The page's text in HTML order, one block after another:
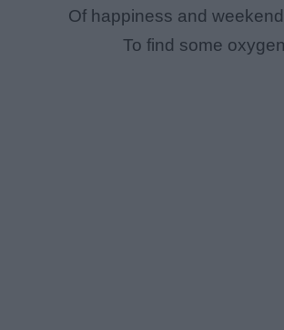
Of happiness and
To find some oxygen